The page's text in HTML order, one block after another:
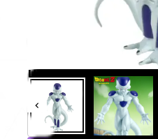
Freeza “SOLID
100% Original
unboxing*